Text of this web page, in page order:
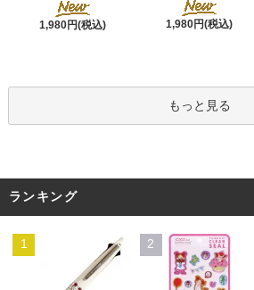
1,980円(税込) 1,980円(税込)
もっと見る
ランキング
1 2